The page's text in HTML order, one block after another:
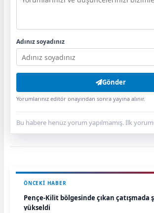
Adınız soyadınız
Gönder
Yorumlarınız editör onayından sonra yayına alınır.
Bu habere henüz yorum yapılmamış. İlk
ÖNCEKI HABER
Pençe-Kilit bölgesinde çıkan çatışmada
yükseldi